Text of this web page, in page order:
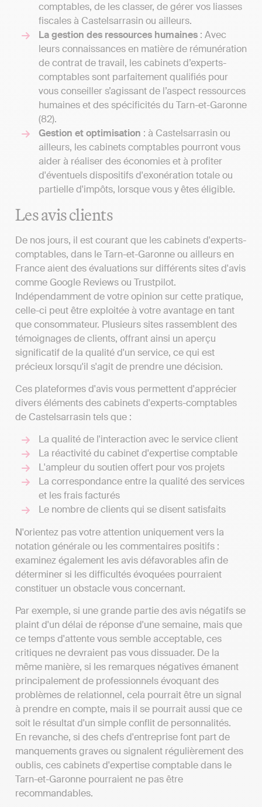
comptables, de les classer, de gérer vos liasses
fiscales à Castelsarrasin ou ailleurs.
La gestion des ressources humaines : Avec
leurs connaissances en matière de rémunération
de contrat de travail, les cabinets d’experts-
comptables sont parfaitement qualifiés pour
vous conseiller s’agissant de l’aspect ressources
humaines et des spécificités du Tarn-et-Garonne
(82).
Gestion et optimisation : à Castelsarrasin ou
ailleurs, les cabinets comptables pourront vous
aider à réaliser des économies et à profiter
d'éventuels dispositifs d'exonération totale ou
partielle d'impôts, lorsque vous y êtes éligible.
Les avis clients
De nos jours, il est courant que les cabinets d'experts-
comptables, dans le Tarn-et-Garonne ou ailleurs en
France aient des évaluations sur différents sites d'avis
comme Google Reviews ou Trustpilot.
Indépendamment de votre opinion sur cette pratique,
celle-ci peut être exploitée à votre avantage en tant
que consommateur. Plusieurs sites rassemblent des
témoignages de clients, offrant ainsi un aperçu
significatif de la qualité d'un service, ce qui est
précieux lorsqu'il s'agit de prendre une décision.
Ces plateformes d'avis vous permettent d'apprécier
divers éléments des cabinets d'experts-comptables
de Castelsarrasin tels que :
La qualité de l'interaction avec le service client
La réactivité du cabinet d'expertise comptable
L'ampleur du soutien offert pour vos projets
La correspondance entre la qualité des services
et les frais facturés
Le nombre de clients qui se disent satisfaits
N'orientez pas votre attention uniquement vers la
notation générale ou les commentaires positifs :
examinez également les avis défavorables afin de
déterminer si les difficultés évoquées pourraient
constituer un obstacle vous concernant.
Par exemple, si une grande partie des avis négatifs se
plaint d'un délai de réponse d'une semaine, mais que
ce temps d'attente vous semble acceptable, ces
critiques ne devraient pas vous dissuader. De la
même manière, si les remarques négatives émanent
principalement de professionnels évoquant des
problèmes de relationnel, cela pourrait être un signal
à prendre en compte, mais il se pourrait aussi que ce
soit le résultat d'un simple conflit de personnalités.
En revanche, si des chefs d'entreprise font part de
manquements graves ou signalent régulièrement des
oublis, ces cabinets d'expertise comptable dans le
Tarn-et-Garonne pourraient ne pas être
recommandables.